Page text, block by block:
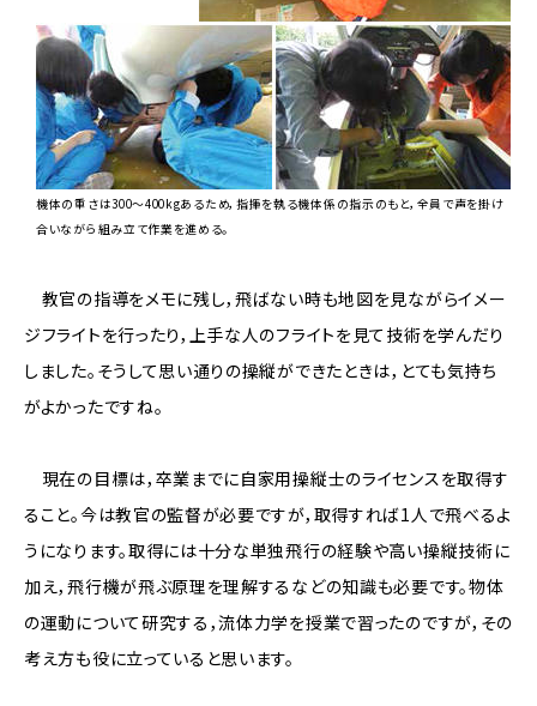
機体の重さは300～400kgあるため，指揮を執る機体係の指示のもと，全員で声を掛け
合いながら組み立て作業を進める。
教官の指導をメモに残し，飛ばない時も地図を見ながらイメー
ジフライトを行ったり，上手な人のフライトを見て技術を学んだり
しました。そうして思い通りの操縦ができたときは，とても気持ち
がよかったですね。
現在の目標は，卒業までに自家用操縦士のライセンスを取得す
ること。今は教官の監督が必要ですが，取得すれば1人で飛べるよ
うになります。取得には十分な単独飛行の経験や高い操縦技術に
加え，飛行機が飛ぶ原理を理解するなどの知識も必要です。物体
の運動について研究する，流体力学を授業で習ったのですが，その
考え方も役に立っていると思います。